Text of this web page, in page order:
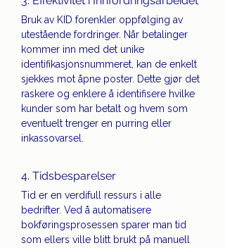
Bruk av KID forenkler oppfølging av
utestående fordringer. Når betalinger
kommer inn med det unike
identifikasjonsnummeret, kan de enkelt
sjekkes mot åpne poster. Dette gjør det
raskere og enklere å identifisere hvilke
kunder som har betalt og hvem som
eventuelt trenger en purring eller
inkassovarsel.
4. Tidsbesparelser
Tid er en verdifull ressurs i alle
bedrifter. Ved å automatisere
bokføringsprosessen sparer man tid
som ellers ville blitt brukt på manuell